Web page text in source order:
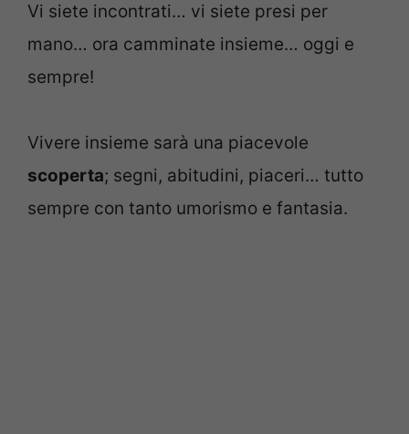
Vi siete incontrati… vi siete presi per
mano… ora camminate insieme… oggi e
sempre!
Vivere insieme sarà una piacevole
scoperta; segni, abitudini, piaceri… tutto
sempre con tanto umorismo e fantasia.